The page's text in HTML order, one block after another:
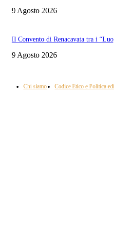
9 Agosto 2026
Il Convento di Renacavata tra i
9 Agosto 2026
Chi siamo Codice Etico e Politica